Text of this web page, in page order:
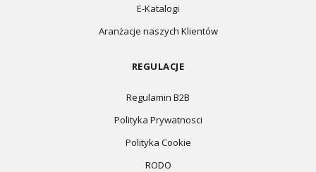
E-Katalogi
Aranżacje naszych Klientów
REGULACJE
Regulamin B2B
Polityka Prywatnosci
Polityka Cookie
RODO